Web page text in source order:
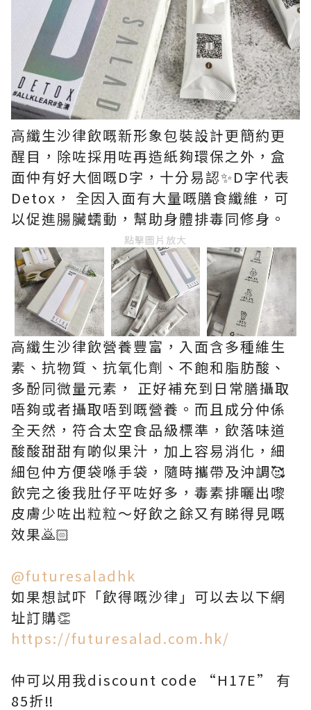
高纖生沙律飲嘅新形象包裝設計更簡約更
醒目，除咗採用咗再造紙夠環保之外，盒
面仲有好大個嘅D字，十分易認✨D字代表
Detox， 全因入面有大量嘅膳食纖維，可
以促進腸臟蠕動，幫助身體排毒同修身。
點擊圖片放大
高纖生沙律飲營養豐富，入面含多種維生
素、抗物質、抗氧化劑、不飽和脂肪酸、
多酚同微量元素， 正好補充到日常膳攝取
唔夠或者攝取唔到嘅營養。而且成分仲係
全天然，符合太空食品級標準，飲落味道
酸酸甜甜有啲似果汁，加上容易消化，細
細包仲方便袋喺手袋，隨時攜帶及沖調🥰
飲完之後我肚仔平咗好多，毒素排曬出嚟
皮膚少咗出粒粒～好飲之餘又有睇得見嘅
效果🙇🏻
@futuresaladhk
如果想試吓「飲得嘅沙律」可以去以下網
址訂購👏
https://futuresalad.com.hk/
仲可以用我discount code “H17E” 有
85折‼️